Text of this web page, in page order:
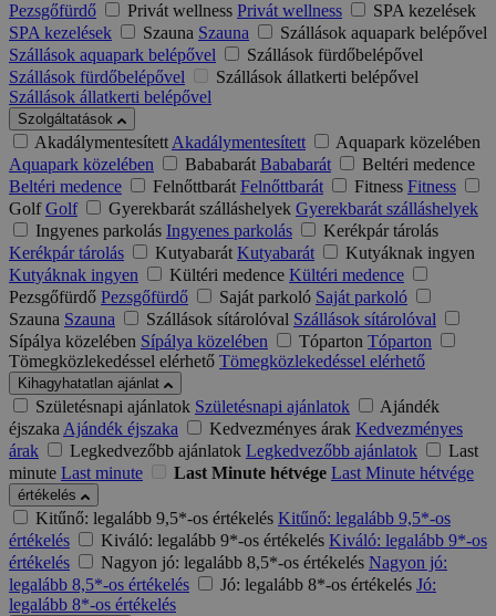
Pezsgőfürdő
Privát wellness Privát wellness
SPA kezelések
SPA kezelések
Szauna Szauna
Szállások aquapark belépővel
Szállások aquapark belépővel
Szállások fürdőbelépővel
Szállások fürdőbelépővel
Szállások állatkerti belépővel
Szállások állatkerti belépővel
Szolgáltatások
AkadálymentesítettAkadálymentesített
Aquapark közelében
Aquapark közelében
Bababarát Bababarát
Beltéri medence
Beltéri medence
Felnőttbarát Felnőttbarát Fitness Fitness
Golf Golf Gyerekbarát szálláshelyek Gyerekbarát szálláshelyek
Ingyenes parkolás Ingyenes parkolás
Kerékpár tárolás
Kerékpár tárolás
Kutyabarát Kutyabarát
Kutyáknak ingyen
Kutyáknak ingyen
Kültéri medence Kültéri medence
Pezsgőfürdő Pezsgőfürdő Saját parkoló Saját parkoló
Szauna Szauna Szállások sítárolóval Szállások sítárolóval
Sípálya közelében Sípálya közelében Tóparton Tóparton
Tömegközlekedéssel elérhető Tömegközlekedéssel elérhető
Kihagyhatatlan ajánlat
Születésnapi ajánlatok Születésnapi ajánlatok
Ajándék
éjszakaAjándék éjszaka Kedvezményes árak Kedvezményes
árak
Legkedvezőbb ajánlatok Legkedvezőbb ajánlatok
Last
minute Last minute Last Minute hétvége Last Minute hétvége
értékelés
Kitűnő: legalább 9,5*-os értékelés Kitűnő: legalább 9,5*-os
értékelés
Kiváló: legalább 9*-os értékelés Kiváló: legalább 9*-os
értékelés
Nagyon jó: legalább 8,5*-os értékelés Nagyon jó:
legalább 8,5*-os értékelés
Jó: legalább 8*-os értékelés Jó:
legalább 8*-os értékelés